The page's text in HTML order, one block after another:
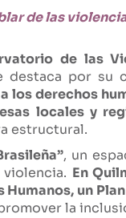
de las
de las
destaca por su
los derechos
locales y
estructural.
, un
En
un
la